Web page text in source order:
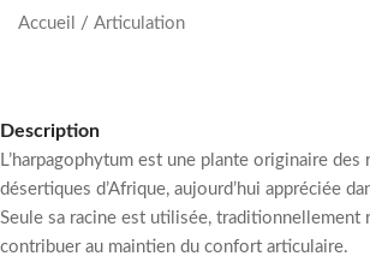
Accueil / Articulation
Description
L’harpagophytum est une plante originaire des
désertiques d’Afrique, aujourd’hui appréciée
Seule sa racine est utilisée, traditionnellement
contribuer au maintien du confort articulaire.